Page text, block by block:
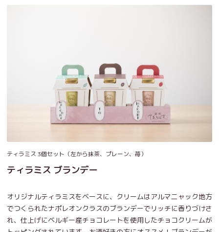
ティラミス 3個セット（左から抹茶、プレーン、苺）
ティラミス ブランデー
オリジナルティラミスをベースに、クリームはアルマニャック地方
でつくられたナポレオンクラスのブランデーでリッチに香りづけさ
れ、仕上げにベルギー産チョコレートを使用したチョコクリームが